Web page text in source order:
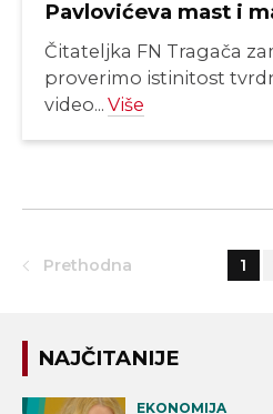
Pavlovićeva mast i
Čitateljka FN Tragača
proverimo istinitost
video... Više
Prethodna 1
NAJČITANIJE
EKONOMIJA